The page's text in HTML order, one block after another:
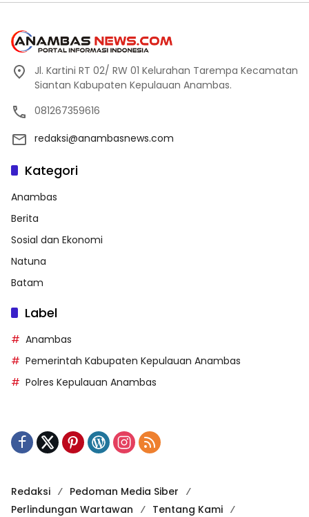
Jl. Kartini RT 02/ RW 01 Kelurahan Tarempa Kecamatan
Siantan Kabupaten Kepulauan Anambas.
081267359616
redaksi@anambasnews.com
Kategori
Anambas
Berita
Sosial dan Ekonomi
Natuna
Batam
Label
Anambas
Pemerintah Kabupaten Kepulauan Anambas
Polres Kepulauan Anambas
Redaksi
Pedoman Media Siber
Perlindungan Wartawan
Tentang Kami